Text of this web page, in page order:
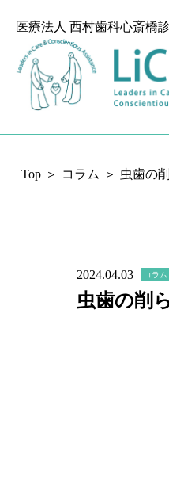
医療法人 西村歯科心斎橋
Top コラム 虫歯の
2024.04.03 コラム
虫歯の削